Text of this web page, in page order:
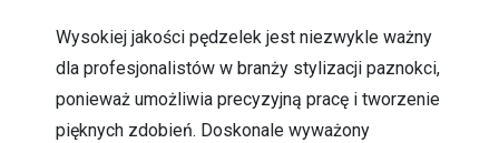
Wysokiej jakości pędzelek jest niezwykle ważny
dla profesjonalistów w branży stylizacji paznokci,
ponieważ umożliwia precyzyjną pracę i tworzenie
pięknych zdobień. Doskonale wyważony